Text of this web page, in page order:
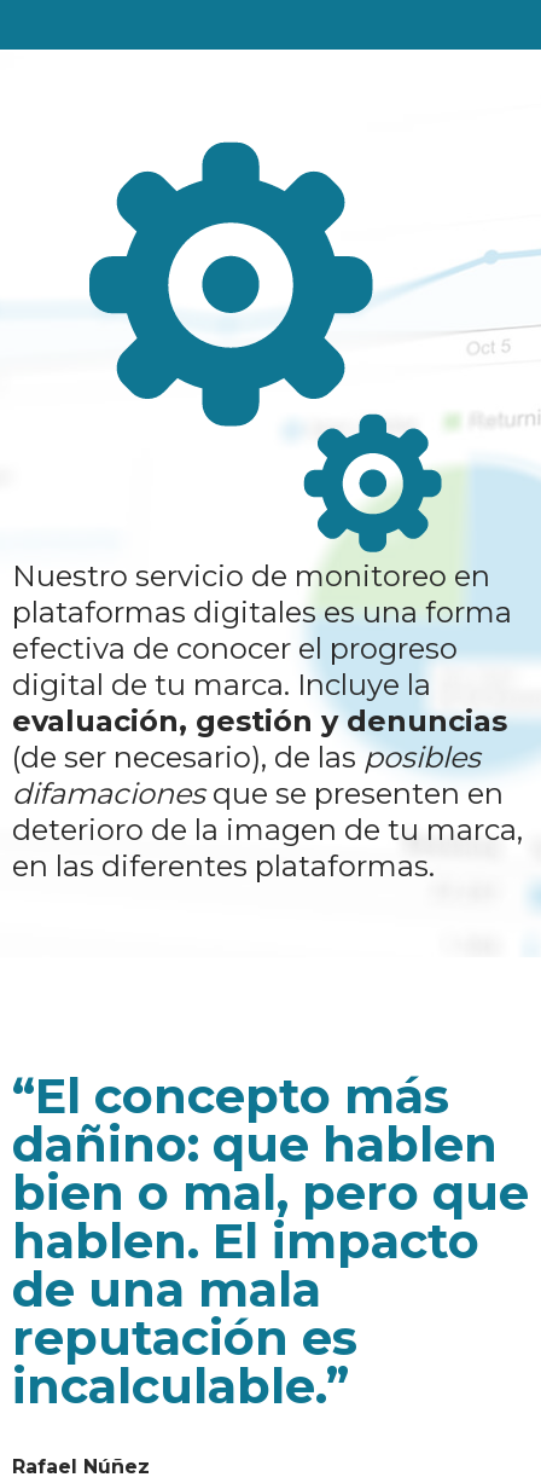
Nuestro servicio de monitoreo en
plataformas digitales es una forma
efectiva de conocer el progreso
digital de tu marca. Incluye la
evaluación, gestión y denuncias
(de ser necesario), de las posibles
difamacionesque se presenten en
deterioro de la imagen de tu marca,
en las diferentes plataformas.
“El concepto más
dañino: que hablen
bien o mal, pero que
hablen. El impacto
de una mala
reputación es
incalculable.”
Rafael Núñez